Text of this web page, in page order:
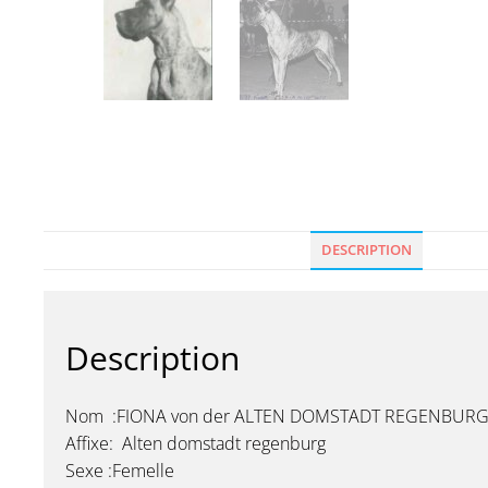
DESCRIPTION
Description
Nom :FIONA von der ALTEN DOMSTADT REGENBURG
Affixe: Alten domstadt regenburg
Sexe :Femelle